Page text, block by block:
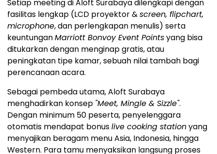
Setiap meeting di Aloft Surabaya dilengkapi dengan
fasilitas lengkap (LCD proyektor &screen, flipchart,
microphone, dan perlengkapan menulis) serta
keuntunganMarriott Bonvoy Event Pointsyang bisa
ditukarkan dengan menginap gratis, atau
peningkatan tipe kamar, sebuah nilai tambah bagi
perencanaan acara.
Sebagai pembeda utama, Aloft Surabaya
menghadirkan konsep "Meet, Mingle & Sizzle".
Dengan minimum 50 peserta, penyelenggara
otomatis mendapat bonuslive cooking stationyang
menyajikan beragam menu Asia, Indonesia, hingga
Western. Para tamu menyaksikan langsung proses